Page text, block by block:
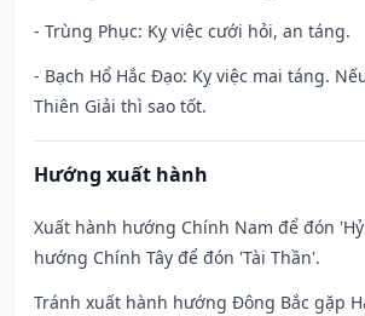
- Trùng Phục: Kỵ việc cưới hỏi, an táng.
- Bạch Hổ Hắc Đạo: Kỵ việc mai táng.
Thiên Giải thì sao tốt.
Hướng xuất hành
Xuất hành hướng Chính Nam để đón
hướng Chính Tây để đón 'Tài Thần'.
Tránh xuất hành hướng Đông Bắc gặp